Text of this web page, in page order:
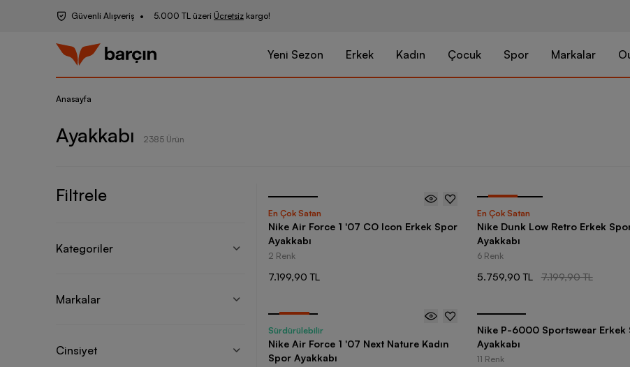
Güvenli Alışveriş 5.000 TL üzeri Ücretsiz kargo!
Yeni Sezon Erkek Kadın Çocuk Spor Markalar
Anasayfa
Ayakkabı 2385 Ürün
Filtrele
Kategoriler
Markalar
Cinsiyet
En Çok Satan
Nike Air Force 1 '07 CO Icon Erkek Spor
Ayakkabı
2 Renk
7.199,90 TL
En Çok Satan
Nike Dunk Low Retro Erkek
Ayakkabı
6 Renk
5.759,90 TL 7.199,90 TL
Sürdürülebilir
Nike Air Force 1 '07 Next Nature Kadın
Spor Ayakkabı
Nike P-6000 Sportswear Erkek
Ayakkabı
11 Renk